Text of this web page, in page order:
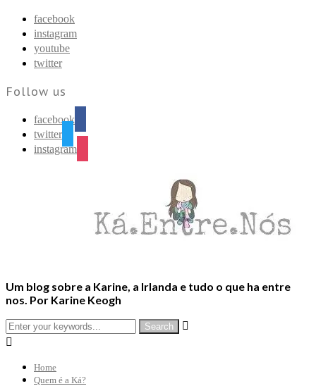
facebook
instagram
youtube
twitter
Follow us
facebook
twitter
instagram
Um blog sobre a Karine, a Irlanda e tudo o que ha entre
nos. Por Karine Keogh


Home
Quem é a Ká?